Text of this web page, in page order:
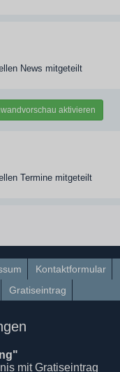
News mitgeteilt
aktivieren
Termine mitgeteilt
Kontaktformular
Gratiseintrag
mit Gratiseintrag